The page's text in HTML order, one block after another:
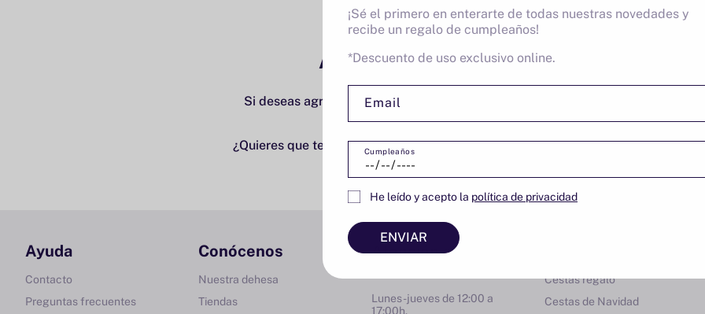
Añade un producto a tu
Si deseas agregar algún producto extra a este pack,
¿Quieres que te ayudemos a elegir el producto que mejor combine con este
Ayuda
Contacto
Preguntas frecuentes
Conócenos
Nuestra dehesa
Tiendas
Atención al
Lunes-jueves de 12:00 a
17:00h.
Cestas regalo
Cestas de Navidad
¡Sé el primero en enterarte de todas nuestras novedades y
recibe un regalo de cumpleaños!
*Descuento de uso exclusivo online.
Email
Cumpleaños
He leído y acepto la política de privacidad
ENVIAR